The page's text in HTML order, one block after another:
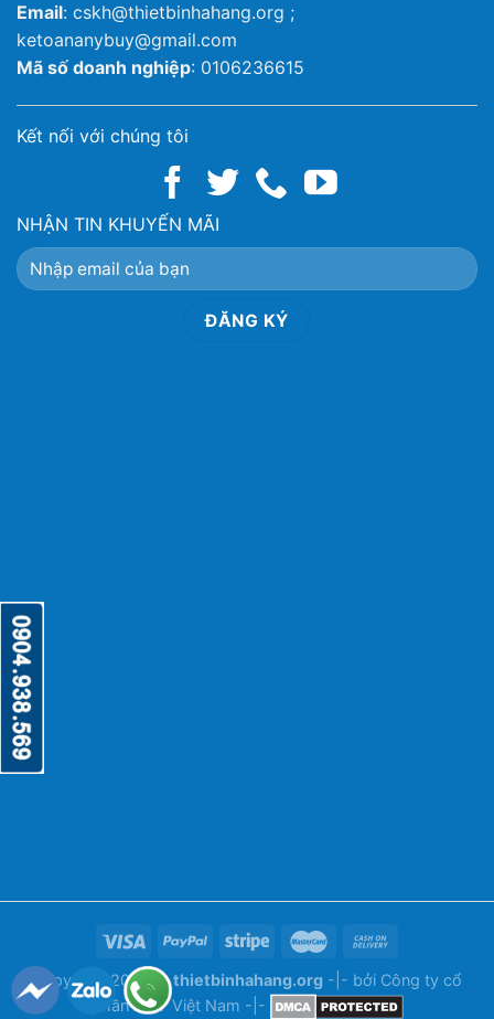
Email: cskh@thietbinhahang.org ;
ketoananybuy@gmail.com
Mã số doanh nghiệp: 0106236615
Kết nối với chúng tôi
NHẬN TIN KHUYẾN MÃI
Copyright 2026 ©thietbinhahang.org -|- bởi Công ty cổ
phần ANY Việt Nam -|-